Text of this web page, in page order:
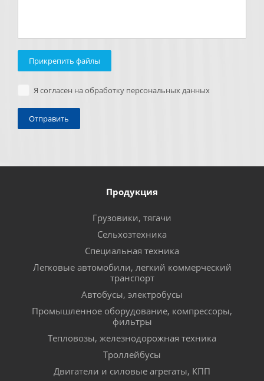
Прикрепить файлы
Я согласен на обработку персональных данных
Продукция
Грузовики, тягачи
Сельхозтехника
Специальная техника
Легковые автомобили, легкий коммерческий
транспорт
Автобусы, электробусы
Промышленное оборудование, компрессоры,
фильтры
Тепловозы, железнодорожная техника
Троллейбусы
Двигатели и силовые агрегаты, КПП